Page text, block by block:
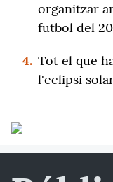
organitzar
futbol del
4. Tot el que
l'eclipsi